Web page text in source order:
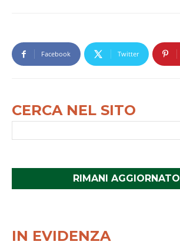
Facebook Twitter
CERCA NEL SITO
RIMANI AGGIORNATO
IN EVIDENZA